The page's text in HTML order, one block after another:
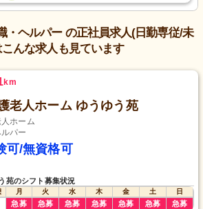
・ヘルパー の正社員求人(日勤専従/未
んな求人も見ています
km
老人ホーム ゆうゆう苑
ホーム
パー
可/無資格可
苑のシフト募集状況
月 火 水 木 金 土
日
急募 急募 急募 急募 急募 急募 急募